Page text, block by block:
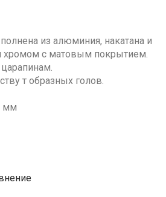
из алюминия, накатана и
хромом с матовым покрытием.
т образных голов.
мм